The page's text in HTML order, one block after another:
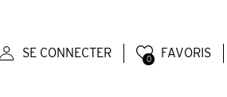
SE CONNECTER FAVORIS
0